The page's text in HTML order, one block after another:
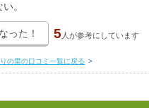
。
った！ 5 人が参考にしています
の里の口コミ一覧に戻る >